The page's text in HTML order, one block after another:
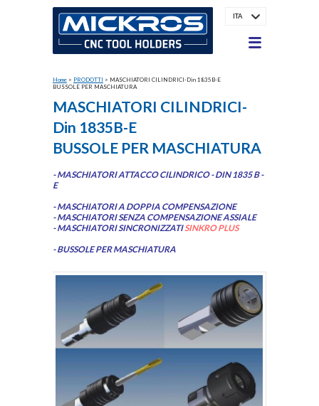
ITA
Home > PRODOTTI > MASCHIATORI CILINDRICI-Din 1835B-E
BUSSOLE PER MASCHIATURA
MASCHIATORI CILINDRICI-
Din 1835B-E
BUSSOLE PER MASCHIATURA
- MASCHIATORI ATTACCO CILINDRICO - DIN 1835 B -
E
- MASCHIATORI A DOPPIA COMPENSAZIONE
- MASCHIATORI SENZA COMPENSAZIONE ASSIALE
- MASCHIATORI SINCRONIZZATISINKRO PLUS
- BUSSOLE PER MASCHIATURA